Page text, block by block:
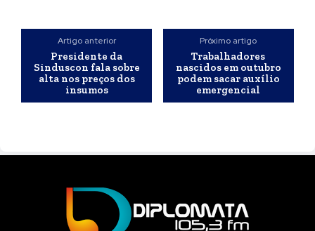
Artigo anterior
Presidente da
Sinduscon fala sobre
alta nos preços dos
insumos
Próximo artigo
Trabalhadores
nascidos em outubro
podem sacar auxílio
emergencial